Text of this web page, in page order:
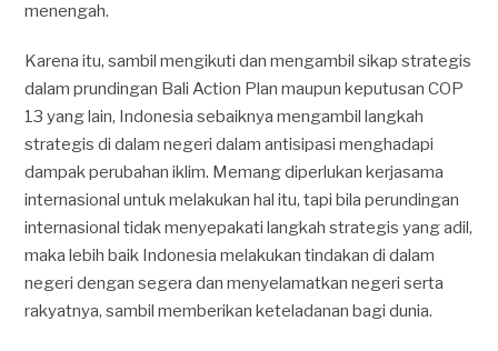
menengah.
Karena itu, sambil mengikuti dan mengambil sikap strategis
dalam prundingan Bali Action Plan maupun keputusan COP
13 yang lain, Indonesia sebaiknya mengambil langkah
strategis di dalam negeri dalam antisipasi menghadapi
dampak perubahan iklim. Memang diperlukan kerjasama
internasional untuk melakukan hal itu, tapi bila perundingan
internasional tidak menyepakati langkah strategis yang adil,
maka lebih baik Indonesia melakukan tindakan di dalam
negeri dengan segera dan menyelamatkan negeri serta
rakyatnya, sambil memberikan keteladanan bagi dunia.